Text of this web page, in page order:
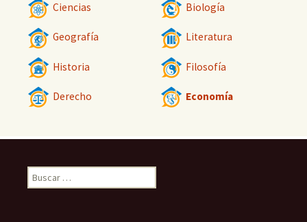
Ciencias Biología
Geografía Literatura
Historia Filosofía
Derecho Economía
Buscar: